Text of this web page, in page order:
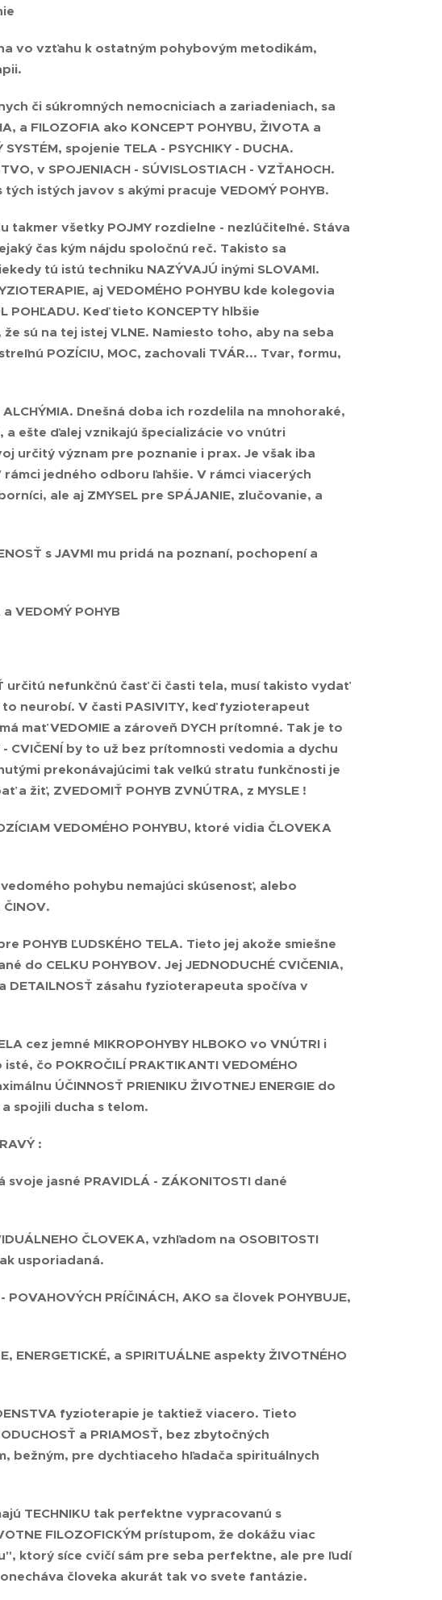
vo vzťahu k ostatným pohybovým metodikám,
či súkromných nemocniciach a zariadeniach, sa
a FILOZOFIA ako KONCEPT POHYBU, ŽIVOTA a
spojenie TELA - PSYCHIKY - DUCHA.
v SPOJENIACH - SÚVISLOSTIACH - VZŤAHOCH.
tých istých javov s akými pracuje VEDOMÝ POHYB.
všetky POJMY rozdielne - nezlúčiteľné. Stáva
čas kým nájdu spoločnú reč. Takisto sa
tú istú techniku NAZÝVAJÚ inými SLOVAMI.
aj VEDOMÉHO POHYBU kde kolegovia
POHĽADU. Keď tieto KONCEPTY hlbšie
sú na tej istej VLNE. Namiesto toho, aby na seba
POZÍCIU, MOC, zachovali TVÁR... Tvar, formu,
Dnešná doba ich rozdelila na mnohoraké,
a ešte ďalej vznikajú špecializácie vo vnútri
určitý význam pre poznanie i prax. Je však iba
jedného odboru ľahšie. V rámci viacerých
ale aj ZMYSEL pre SPÁJANIE, zlučovanie, a
s JAVMI mu pridá na poznaní, pochopení a
VEDOMÝ POHYB
určitú nefunkčnú časť či časti tela, musí takisto vydať
to neurobí. V časti PASIVITY, keď fyzioterapeut
mať VEDOMIE a zároveň DYCH prítomné. Tak je to
by to už bez prítomnosti vedomia a dychu
prekonávajúcimi tak veľkú stratu funkčnosti je
a žiť, ZVEDOMIŤ POHYB ZVNÚTRA, z MYSLE !
VEDOMÉHO POHYBU, ktoré vidia ČLOVEKA
pohybu nemajúci skúsenosť, alebo
POHYB ĽUDSKÉHO TELA. Tieto jej akože smiešne
do CELKU POHYBOV. JejJEDNODUCHÉ CVIČENIA,
a DETAILNOSŤ zásahu fyzioterapeuta spočíva v
cez jemné MIKROPOHYBY HLBOKO vo VNÚTRI i
čo POKROČILÍ PRAKTIKANTI VEDOMÉHO
ÚČINNOSŤ PRIENIKU ŽIVOTNEJ ENERGIE do
a spojili ducha s telom.
:
jasné PRAVIDLÁ - ZÁKONITOSTI dané
ČLOVEKA, vzhľadom na OSOBITOSTI
usporiadaná.
PRÍČINÁCH, AKO sa človek POHYBUJE,
a SPIRITUÁLNE aspekty ŽIVOTNÉHO
fyzioterapie je taktiež viacero. Tieto
a PRIAMOSŤ, bez zbytočných
bežným, pre dychtiaceho hľadača spirituálnych
TECHNIKU tak perfektne vypracovanú s
FILOZOFICKÝM prístupom, že dokážu viac
ktorý síce cvičí sám pre seba perfektne, ale pre ľudí
človeka akurát tak vo svete fantázie.